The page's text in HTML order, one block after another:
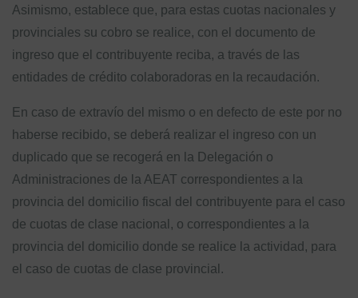
Asimismo, establece que, para estas cuotas nacionales y
provinciales su cobro se realice, con el documento de
ingreso que el contribuyente reciba, a través de las
entidades de crédito colaboradoras en la recaudación.
En caso de extravío del mismo o en defecto de este por no
haberse recibido, se deberá realizar el ingreso con un
duplicado que se recogerá en la Delegación o
Administraciones de la AEAT correspondientes a la
provincia del domicilio fiscal del contribuyente para el caso
de cuotas de clase nacional, o correspondientes a la
provincia del domicilio donde se realice la actividad, para
el caso de cuotas de clase provincial.